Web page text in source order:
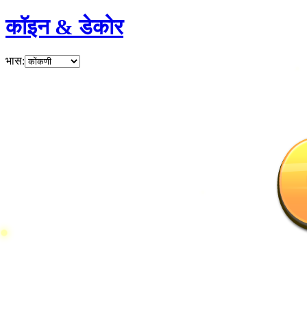
कॉइन & डेकोर
भास: